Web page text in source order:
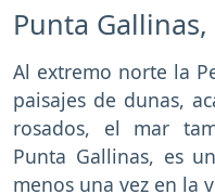
Punta Gallinas,
Al extremo norte la
paisajes de dunas,
rosados, el mar
Punta Gallinas, es
menos una vez en la